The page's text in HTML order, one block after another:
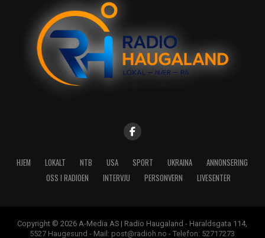
HJEM LOKALT NTB USA SPORT UKRAINA
ANNONSERING
OSS I RADIOEN
INTERVJU PERSONVERN LIVESENTER
Copyright © 2026 A-Media AS | Radio Haugaland - Haraldsgata 114,
5527 Haugesund - Mail: post@radioh.no - Telefon: 52717273